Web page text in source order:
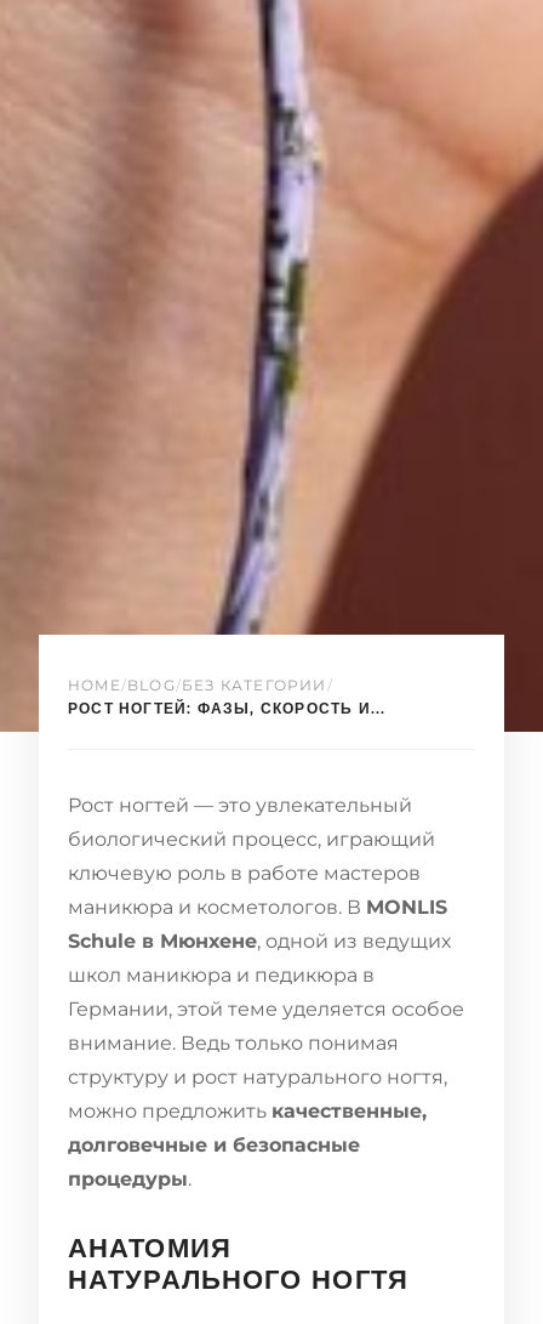
HOME/BLOG/БЕЗ КАТЕГОРИИ /
РОСТ НОГТЕЙ: ФАЗЫ, СКОРОСТЬ И...
Рост ногтей — это увлекательный
биологический процесс, играющий
ключевую роль в работе мастеров
маникюра и косметологов. В MONLIS
Schule в Мюнхене, одной из ведущих
школ маникюра и педикюра в
Германии, этой теме уделяется особое
внимание. Ведь только понимая
структуру и рост натурального ногтя,
можно предложить качественные,
долговечные и безопасные
процедуры.
АНАТОМИЯ
НАТУРАЛЬНОГО НОГТЯ